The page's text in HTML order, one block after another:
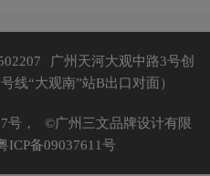
广州天河大观中路3号创
线“大观南”站B出口对面）
号，
©广州三文品牌设计有限
ICP备09037611号